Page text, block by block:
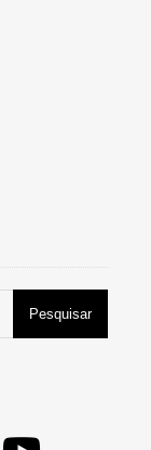
Pesquisar